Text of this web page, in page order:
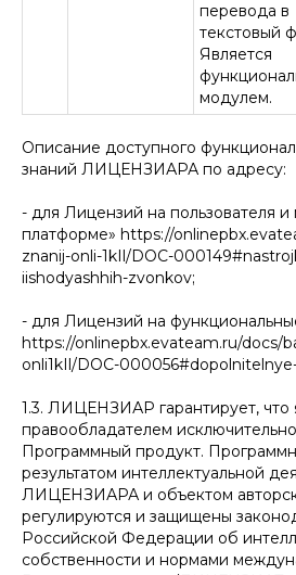
перевода в
текстовый
Является
модулем.
Описание доступного
знаний ЛИЦЕНЗИАРА по адресу:
- для Лицензий на пользователя
платформе» https://
znanij-onli-1kIl/DOC-
iishodyashhih-zvonkov;
- для Лицензий на
https://onlinepbx.evateam.ru/docs/
onli1kIl/DOC-
1.3. ЛИЦЕНЗИАР гарантирует, что
правообладателем
Программный продукт.
результатом интеллектуальной
ЛИЦЕНЗИАРА и объектом
регулируются и защищены
Российской Федерации об
собственности и нормами